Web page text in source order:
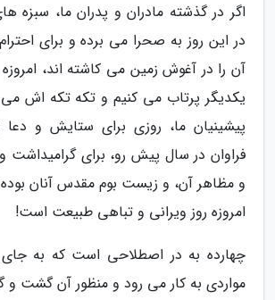
اگر در گذشته مادران و پدران ما، سبزه
در این روز به صحرا می برده و برای
آن را در آغوش زمین می کاشته اند،
یکدیگر پرتاب می کنیم و تکه تکه اش می
پیشینیان ما، روزی برای ستایش و دعا
فراوان در سال پیش رو، برای گرامیداشت
و مظاهر آن، و زیست بوم مقدس آنان
امروزه روز ویرانی و تباهی طبیعت است!
چهارده به در اصطلاحی است که به جای
مواردی به کار می رود و منظور آن گشت و